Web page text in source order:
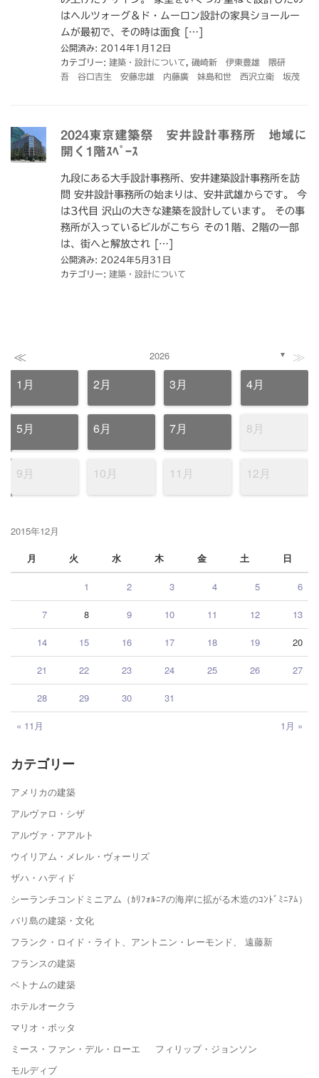
はヘルツォーグ＆ド・ムーロン設計の家具ショールー
ムが最初で、その時は面食 […]
公開済み: 2014年1月12日
カテゴリー: 建築・設計について
磯崎新 伊東豊雄 隈研
吾 谷口吉生 安藤忠雄 内藤廣 妹島和世 西沢立衛 坂茂
2024東京建築祭 安井設計事務所 地域に
開く1階ｽﾍﾟｰｽ
九段にある大手設計事務所、安井建築設計事務所を訪
問 安井設計事務所の始まりは、安井武雄からです。 今
は3代目 沢山の大きな建築を設計しています。 その事
務所が入っているビルがこちら その1階、2階の一部
は、街へと解放され […]
公開済み: 2024年5月31日
カテゴリー: 建築・設計について
≪ 2026 ▼ ≫
1月 2月 3月 4月
5月 6月 7月 8月
9月 10月 11月 12月
2015年12月
月
火 水 木 金 土 日
« 11月 1月 »
1 2 3 4 5 6
7 8 9 10 11 12 13
14 15 16 17 18 19 20
21 22 23 24 25 26 27
28 29 30 31
カテゴリー
アメリカの建築
アルヴァロ・シザ
アルヴァ・アアルト
ウイリアム・メレル・ヴォーリズ
ザハ・ハディド
シーランチコンドミニアム（ｶﾘﾌｫﾙﾆｱの海岸に拡がる木造のｺﾝﾄﾞﾐﾆｱﾑ）
バリ島の建築・文化
フランク・ロイド・ライト、アントニン・レーモンド、 遠藤新
フランスの建築
ベトナムの建築
ホテルオークラ
マリオ・ボッタ
ミース・ファン・デル・ローエ フィリップ・ジョンソン
モルディブ